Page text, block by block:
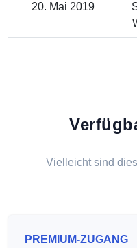
20. Mai 2019
Vielleicht sind
PREMIUM-ZUGANG